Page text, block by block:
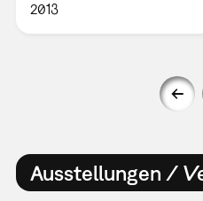
2013
Ausstellungen /